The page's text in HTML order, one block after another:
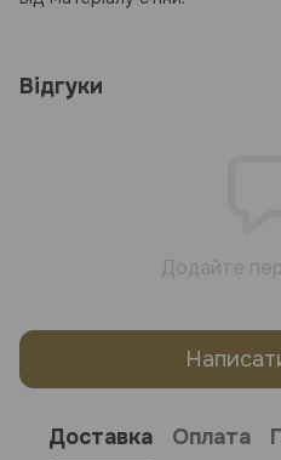
Відгуки
Додайте
Доставка Оплата